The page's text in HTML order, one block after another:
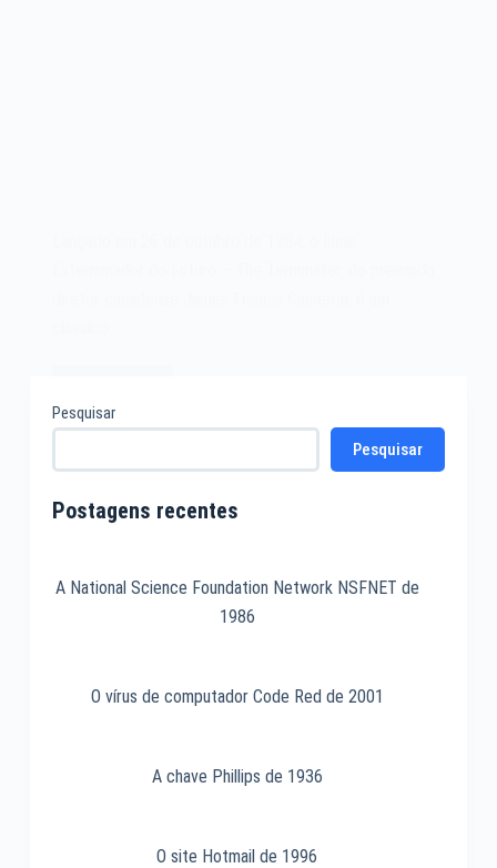
Exterminador
Futuro
–
de
Pesquisar
Pesquisar
Postagens recentes
A National Science Foundation Network NSFNET de
1986
O vírus de computador Code Red de 2001
A chave Phillips de 1936
O site Hotmail de 1996